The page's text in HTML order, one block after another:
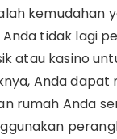
kemudahan
tidak lagi
atau kasino
Anda dapat
rumah Anda